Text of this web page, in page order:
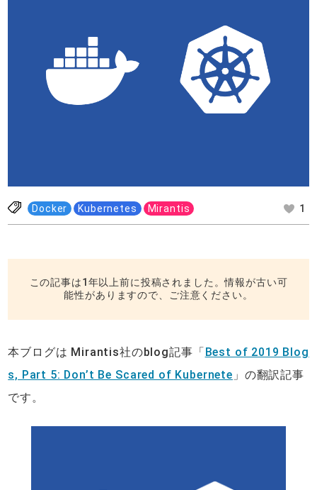
Docker Kubernetes Mirantis 1
この記事は1年以上前に投稿されました。情報が古い可
能性がありますので、ご注意ください。
本ブログは Mirantis社のblog記事「 Best of 2019 Blog
s, Part 5: Don’t Be Scared of Kubernete 」の翻訳記事
です。